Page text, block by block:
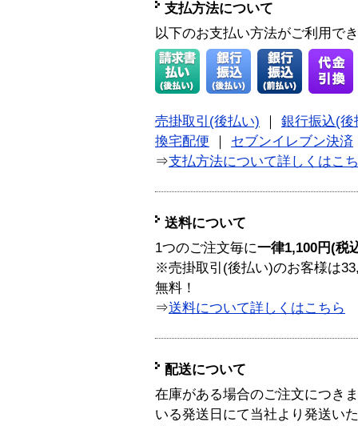
支払方法について
以下のお支払い方法がご利用で
売掛取引(後払い)
銀行振込(後
換宅配便
セブンイレブン決済
⇒支払方法について詳しくはこ
送料について
1つのご注文毎に一律1,100円(税
※売掛取引(後払い)のお客様は
無料！
⇒送料について詳しくはこちら
配送について
在庫がある場合のご注文につき
いる発送日にて当社より発送い